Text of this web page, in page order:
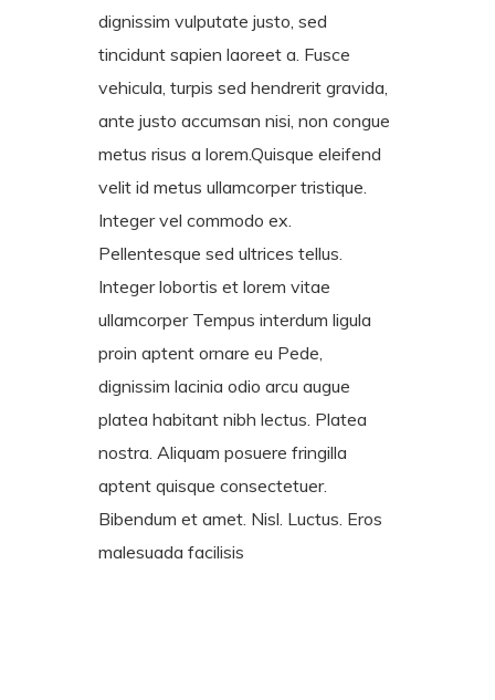
dignissim vulputate justo, sed
tincidunt sapien laoreet a. Fusce
vehicula, turpis sed hendrerit gravida,
ante justo accumsan nisi, non congue
metus risus a lorem.Quisque eleifend
velit id metus ullamcorper tristique.
Integer vel commodo ex.
Pellentesque sed ultrices tellus.
Integer lobortis et lorem vitae
ullamcorper Tempus interdum ligula
proin aptent ornare eu Pede,
dignissim lacinia odio arcu augue
platea habitant nibh lectus. Platea
nostra. Aliquam posuere fringilla
aptent quisque consectetuer.
Bibendum et amet. Nisl. Luctus. Eros
malesuada facilisis